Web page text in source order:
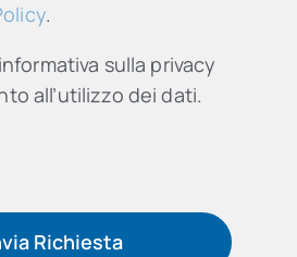
.
sulla privacy
all’utilizzo dei dati.
Richiesta